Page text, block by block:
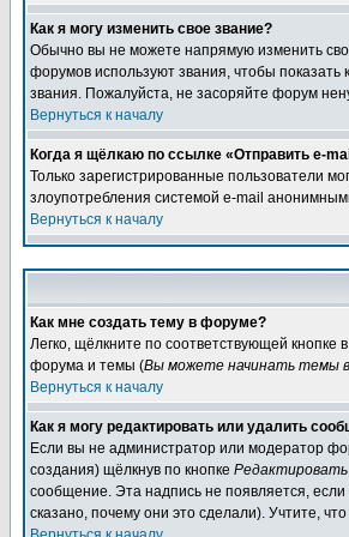
Как я могу изменить свое звание?
Обычно вы не можете напрямую изменить
форумов используют звания, чтобы
звания. Пожалуйста, не засоряйте форум
Вернуться к началу
Когда я щёлкаю по ссылке «Отправить e-
Только зарегистрированные пользователи
злоупотребления системой e-mail
Вернуться к началу
Как мне создать тему в форуме?
Легко, щёлкните по соответствующей
форума и темы (Вы можете начинать темы
Вернуться к началу
Как я могу редактировать или удалить
Если вы не администратор или модератор
создания) щёлкнув по кнопке Редактировать
сообщение. Эта надпись не появляется,
сказано, почему они это сделали). Учтите,